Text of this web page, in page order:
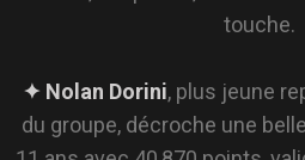
du groupe, décroche une
11 ans avec 40,870 points,
régulière tout au long